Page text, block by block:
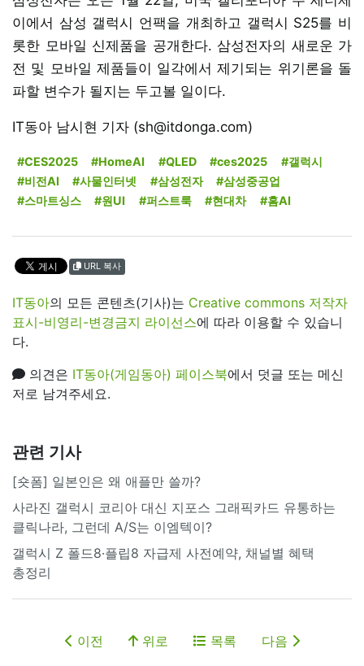
이에서 삼성 갤럭시 언팩을 개최하고 갤럭시 S25를 비
롯한 모바일 신제품을 공개한다. 삼성전자의 새로운 가
전 및 모바일 제품들이 일각에서 제기되는 위기론을 돌
파할 변수가 될지는 두고볼 일이다.
IT동아 남시현 기자 (sh@itdonga.com)
#CES2025 #HomeAI #QLED #ces2025
#갤럭시
#비전AI
#사물인터넷 #삼성전자
#삼성중공업
#스마트싱스
#원UI #퍼스트룩 #현대차 #홈AI
URL 복사
IT동아의 모든 콘텐츠(기사)는 Creative commons 저작자
표시-비영리-변경금지 라이선스에 따라 이용할 수 있습니
다.
의견은 IT동아(게임동아) 페이스북에서 덧글 또는 메신
저로 남겨주세요.
관련 기사
[숏폼] 일본인은 왜 애플만 쓸까?
사라진 갤럭시 코리아 대신 지포스 그래픽카드 유통하는
클릭나라, 그런데 A/S는 이엠텍이?
갤럭시 Z 폴드8·플립8 자급제 사전예약, 채널별 혜택
총정리
이전 위로 목록 다음